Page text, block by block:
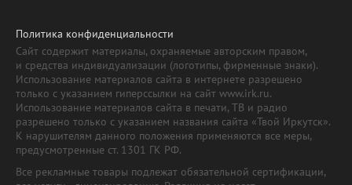
Политика конфиденциальности
Сайт содержит материалы, охраняемые авторским правом,
и средства индивидуализации (логотипы, фирменные знаки).
Использование материалов сайта в интернете разрешено
только с указанием гиперссылки на сайт www.irk.ru.
Использование материалов сайта в печати, ТВ и радио
разрешено только с указанием названия сайта «Твой Иркутск».
К нарушителям данного положения применяются все меры,
предусмотренные ст. 1301 ГК РФ.
Все рекламные товары подлежат обязательной сертификации,